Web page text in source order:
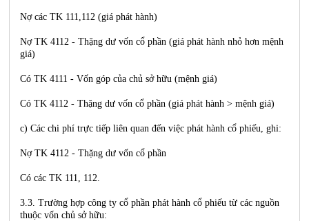
Nợ các TK 111,112 (giá phát hành)
Nợ TK 4112 - Thặng dư vốn cổ phần (giá phát hành nhỏ hơn mệnh
giá)
Có TK 4111 - Vốn góp của chủ sở hữu (mệnh giá)
Có TK 4112 - Thặng dư vốn cổ phần (giá phát hành > mệnh giá)
c) Các chi phí trực tiếp liên quan đến việc phát hành cổ phiếu, ghi:
Nợ TK 4112 - Thặng dư vốn cổ phần
Có các TK 111, 112.
3.3. Trường hợp công ty cổ phần phát hành cổ phiếu từ các nguồn
thuộc vốn chủ sở hữu: